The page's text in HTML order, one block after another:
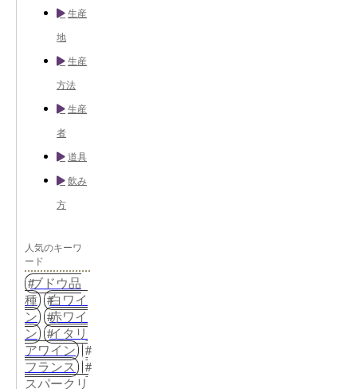
生産
地
生産
方法
生産
者
道具
飲み
方
人気のキーワ
ード
ブドウ品
種
白ワイ
ン
赤ワイ
ン
イタリ
アワイン
フランス
スパークリ